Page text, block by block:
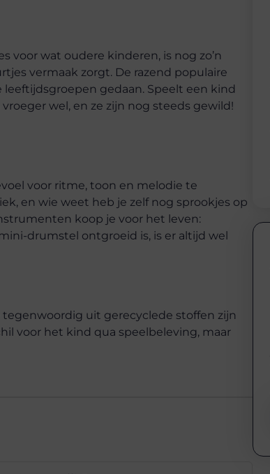
voor wat oudere kinderen, is nog zo’n
vermaak zorgt. De razend populaire
gedaan. Speelt een kind
wel, en ze zijn nog steeds gewild!
voor ritme, toon en melodie te
en wie weet heb je zelf nog sprookjes op
koop je voor het leven:
drumstel ontgroeid is, is er altijd wel
tegenwoordig uit gerecyclede stoffen zijn
voor het kind qua speelbeleving, maar